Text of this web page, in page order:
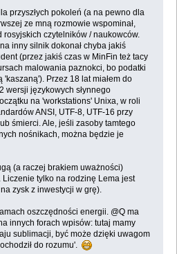
przyszłych pokoleń (a na pewno dla
ze mną rozmowie wspominał,
rosyjskich czytelników / naukowców.
inny silnik dokonał chyba jakiś
(przez jakiś czas w MinFin też tacy
malowania paznokci, bo podatki
Przez 18 lat miałem do
wersji językowych słynnego
na 'workstations' Unixa, w roli
ANSI, UTF-8, UTF-16 przy
śmierci. Ale, jeśli zasoby tamtego
nośnikach, można będzie je
(a raczej brakiem uważności)
Liczenie tylko na rodzinę Lema jest
zysk z inwestycji w grę).
oszczędności energii. @Q ma
innych forach wpisów: tutaj mamy
sublimacji, być może dzięki uwagom
do rozumu'.